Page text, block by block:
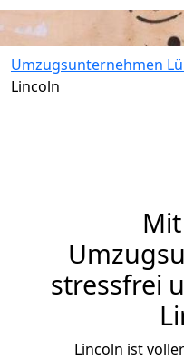
Umzugsunternehmen
Lincoln
stressfrei
Lincoln ist